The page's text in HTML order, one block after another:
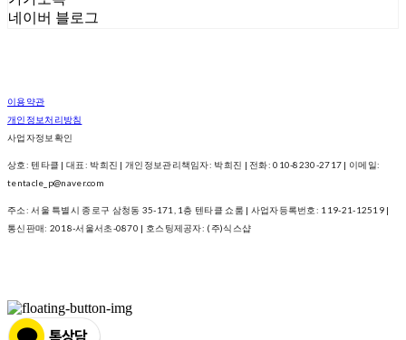
네이버 블로그
이용약관
개인정보처리방침
사업자정보확인
상호: 텐타클 | 대표: 박희진 | 개인정보관리책임자: 박희진 | 전화: 010-8230-2717 | 이메일:
tentacle_p@naver.com
주소: 서울 특별시 종로구 삼청동 35-171, 1층 텐타클 쇼룸 | 사업자등록번호: 119-21-12519 |
통신판매: 2018-서울서초-0870 | 호스팅제공자: (주)식스샵